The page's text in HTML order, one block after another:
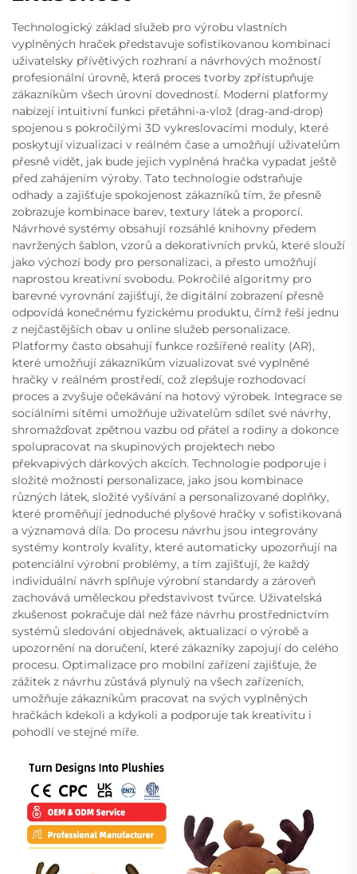
Technologický základ služeb pro výrobu vlastních
vyplněných hraček představuje sofistikovanou kombinaci
uživatelsky přívětivých rozhraní a návrhových možností
profesionální úrovně, která proces tvorby zpřístupňuje
zákazníkům všech úrovní dovedností. Moderní platformy
nabízejí intuitivní funkci přetáhni-a-vlož (drag-and-drop)
spojenou s pokročilými 3D vykreslovacími moduly, které
poskytují vizualizaci v reálném čase a umožňují uživatelům
přesně vidět, jak bude jejich vyplněná hračka vypadat ještě
před zahájením výroby. Tato technologie odstraňuje
odhady a zajišťuje spokojenost zákazníků tím, že přesně
zobrazuje kombinace barev, textury látek a proporcí.
Návrhové systémy obsahují rozsáhlé knihovny předem
navržených šablon, vzorů a dekorativních prvků, které slouží
jako výchozí body pro personalizaci, a přesto umožňují
naprostou kreativní svobodu. Pokročilé algoritmy pro
barevné vyrovnání zajišťují, že digitální zobrazení přesně
odpovídá konečnému fyzickému produktu, čímž řeší jednu
z nejčastějších obav u online služeb personalizace.
Platformy často obsahují funkce rozšířené reality (AR),
které umožňují zákazníkům vizualizovat své vyplněné
hračky v reálném prostředí, což zlepšuje rozhodovací
proces a zvyšuje očekávání na hotový výrobek. Integrace se
sociálními sítěmi umožňuje uživatelům sdílet své návrhy,
shromažďovat zpětnou vazbu od přátel a rodiny a dokonce
spolupracovat na skupinových projektech nebo
překvapivých dárkových akcích. Technologie podporuje i
složité možnosti personalizace, jako jsou kombinace
různých látek, složité vyšívání a personalizované doplňky,
které proměňují jednoduché plyšové hračky v sofistikovaná
a významová díla. Do procesu návrhu jsou integrovány
systémy kontroly kvality, které automaticky upozorňují na
potenciální výrobní problémy, a tím zajišťují, že každý
individuální návrh splňuje výrobní standardy a zároveň
zachovává uměleckou představivost tvůrce. Uživatelská
zkušenost pokračuje dál než fáze návrhu prostřednictvím
systémů sledování objednávek, aktualizací o výrobě a
upozornění na doručení, které zákazníky zapojují do celého
procesu. Optimalizace pro mobilní zařízení zajišťuje, že
zážitek z návrhu zůstává plynulý na všech zařízeních,
umožňuje zákazníkům pracovat na svých vyplněných
hračkách kdekoli a kdykoli a podporuje tak kreativitu i
pohodlí ve stejné míře.